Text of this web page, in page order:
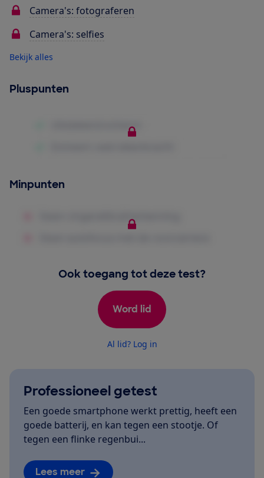
Camera's: fotograferen
Camera's: selfies
Bekijk alles
Pluspunten
Minpunten
Ook toegang tot deze test?
Word lid
Al lid? Log in
Professioneel getest
Een goede smartphone werkt prettig, heeft een
goede batterij, en kan tegen een stootje. Of
tegen een flinke regenbui...
Lees meer